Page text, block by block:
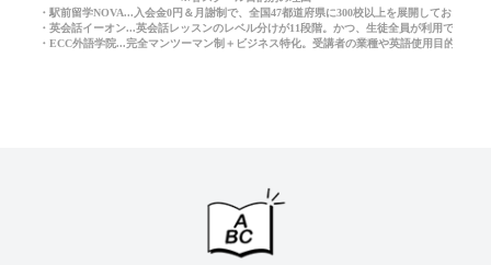
・駅前留学NOVA...入会金0円＆月謝制で、全国47都道府県に300校以上を展開しており、
・英会話イーオン...英会話レッスンのレベル分けが11段階。かつ、生徒全員が利用できる
・ECC外語学院...完全マンツーマン制＋ビジネス特化。受講者の業種や英語使用目的に応